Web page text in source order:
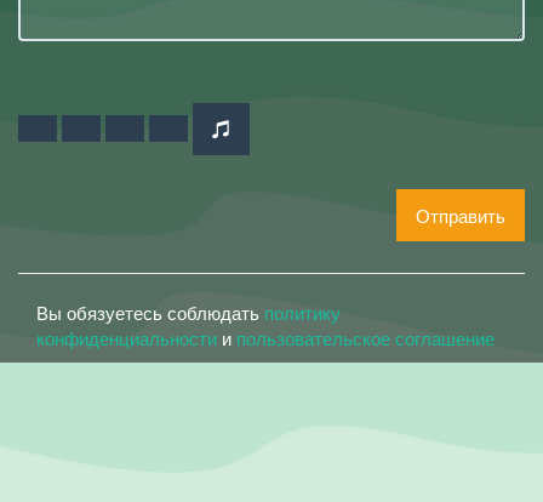
Отправить
Вы обязуетесь соблюдать политику
конфиденциальности и пользовательское соглашение